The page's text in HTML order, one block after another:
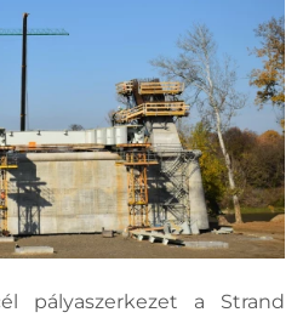
pályaszerkezet a Strand